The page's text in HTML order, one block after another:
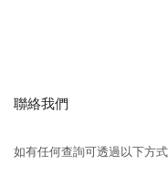
聯絡我們
如有任何查詢可透過以下方